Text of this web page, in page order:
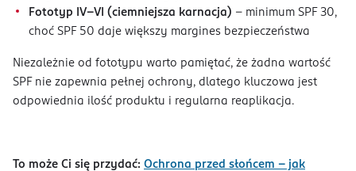
Fototyp IV–VI (ciemniejsza karnacja) – minimum SPF 30,
choć SPF 50 daje większy margines bezpieczeństwa
Niezależnie od fototypu warto pamiętać, że żadna wartość
SPF nie zapewnia pełnej ochrony, dlatego kluczowa jest
odpowiednia ilość produktu i regularna reaplikacja.
To może Ci się przydać: Ochrona przed słońcem – jak